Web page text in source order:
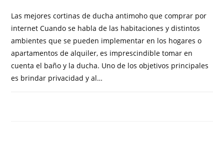
Las mejores cortinas de ducha antimoho que comprar por
internet Cuando se habla de las habitaciones y distintos
ambientes que se pueden implementar en los hogares o
apartamentos de alquiler, es imprescindible tomar en
cuenta el baño y la ducha. Uno de los objetivos principales
es brindar privacidad y al…